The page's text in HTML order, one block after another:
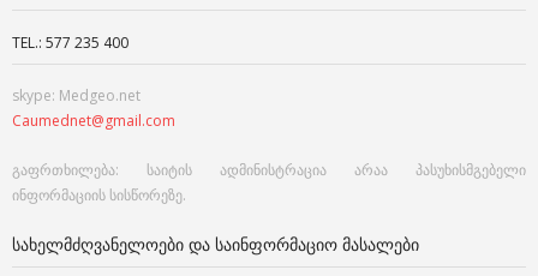
TEL.: 577 235 400
skype: Medgeo.net
Caumednet@gmail.com
გაფრთხილება: საიტის ადმინისტრაცია არაა პასუხისმგებელი
ინფორმაციის სისწორეზე.
ᲡᲐᲮᲔᲚᲛᲫᲦᲕᲐᲜᲔᲚᲝᲔᲑᲘ ᲓᲐ ᲡᲐᲘᲜᲤᲝᲠᲛᲐᲪᲘᲝ ᲛᲐᲡᲐᲚᲔᲑᲘ